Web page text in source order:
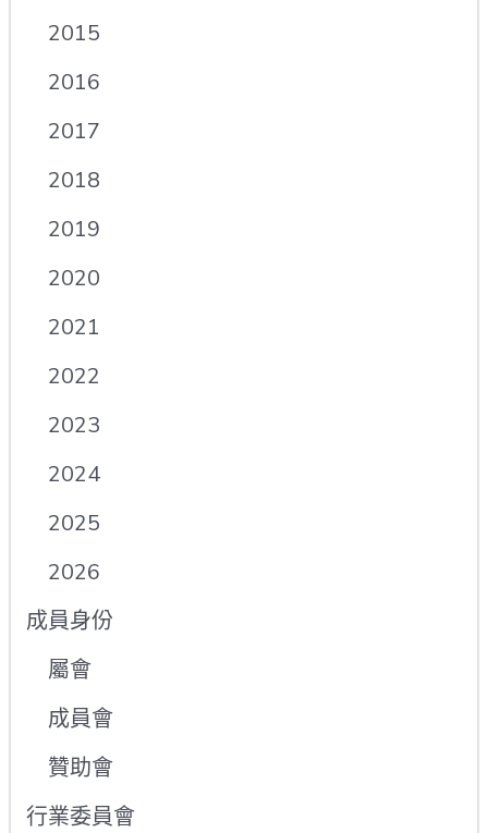
2015
2016
2017
2018
2019
2020
2021
2022
2023
2024
2025
2026
成員身份
屬會
成員會
贊助會
行業委員會